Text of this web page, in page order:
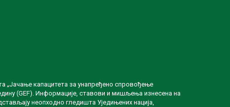
„Јачање капацитета за унапређено спровођење
(GEF). Информације, ставови и мишљења изнесена на
неопходно гледишта Уједињених нација,